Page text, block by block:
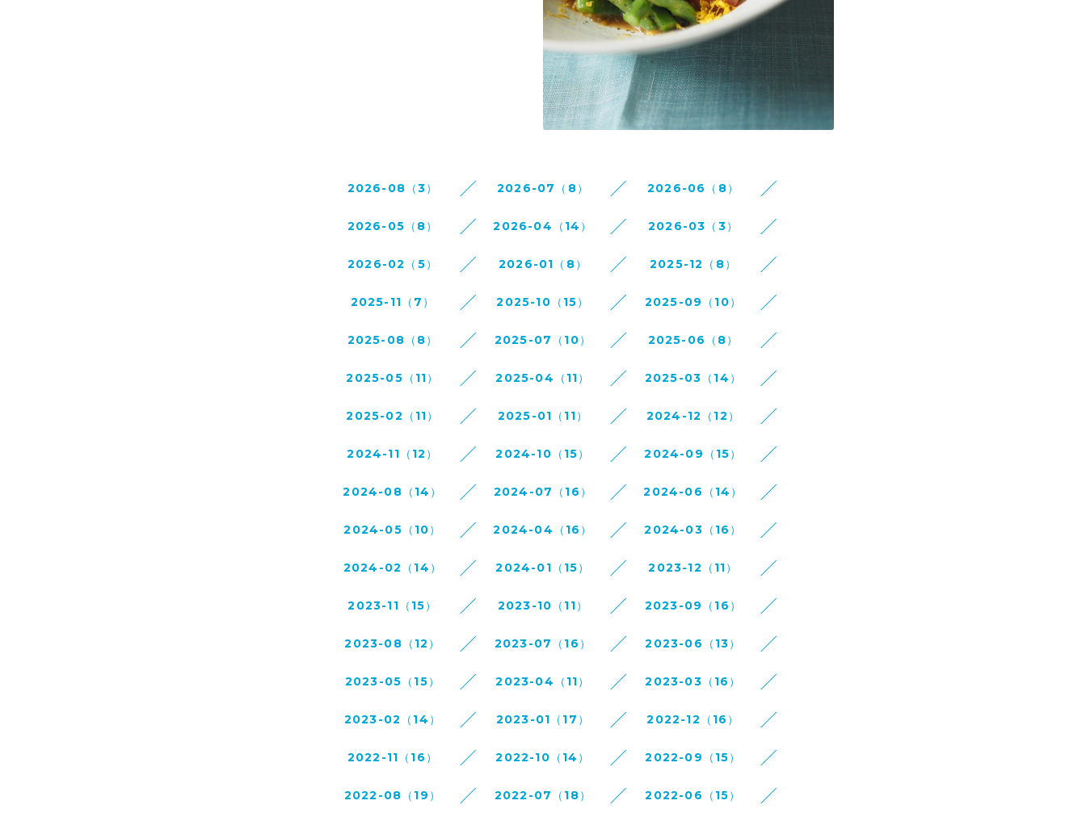
2026-08（3） 2026-07（8） 2026-06（8）
2026-05（8） 2026-04（14） 2026-03（3）
2026-02（5） 2026-01（8） 2025-12（8）
2025-11（7） 2025-10（15） 2025-09（10）
2025-08（8） 2025-07（10） 2025-06（8）
2025-05（11） 2025-04（11） 2025-03（14）
2025-02（11） 2025-01（11） 2024-12（12）
2024-11（12） 2024-10（15） 2024-09（15）
2024-08（14） 2024-07（16） 2024-06（14）
2024-05（10） 2024-04（16） 2024-03（16）
2024-02（14） 2024-01（15） 2023-12（11）
2023-11（15） 2023-10（11） 2023-09（16）
2023-08（12） 2023-07（16） 2023-06（13）
2023-05（15） 2023-04（11） 2023-03（16）
2023-02（14） 2023-01（17） 2022-12（16）
2022-11（16） 2022-10（14） 2022-09（15）
2022-08（19） 2022-07（18） 2022-06（15）